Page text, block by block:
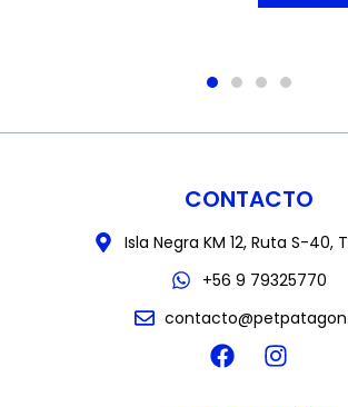
CONTACTO
Isla Negra KM 12, Ruta S-40,
+56 9 79325770